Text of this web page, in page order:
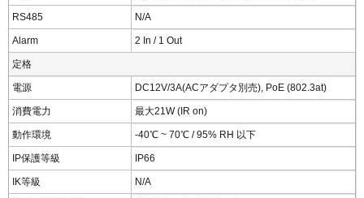
RS485 N/A
Alarm 2 In / 1 Out
定格
電源 DC12V/3A(ACアダプタ別売), PoE (802.3at)
消費電力 最大21W (IR on)
動作環境 -40℃ ~ 70℃ / 95% RH 以下
IP保護等級 IP66
IK等級 N/A